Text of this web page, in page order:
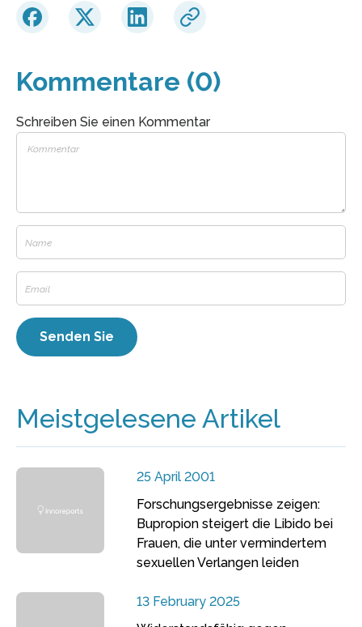
Kommentare (0)
Schreiben Sie einen Kommentar
Meistgelesene Artikel
25 April 2001
Forschungsergebnisse zeigen:
Bupropion steigert die Libido bei
Frauen, die unter vermindertem
sexuellen Verlangen leiden
13 February 2025